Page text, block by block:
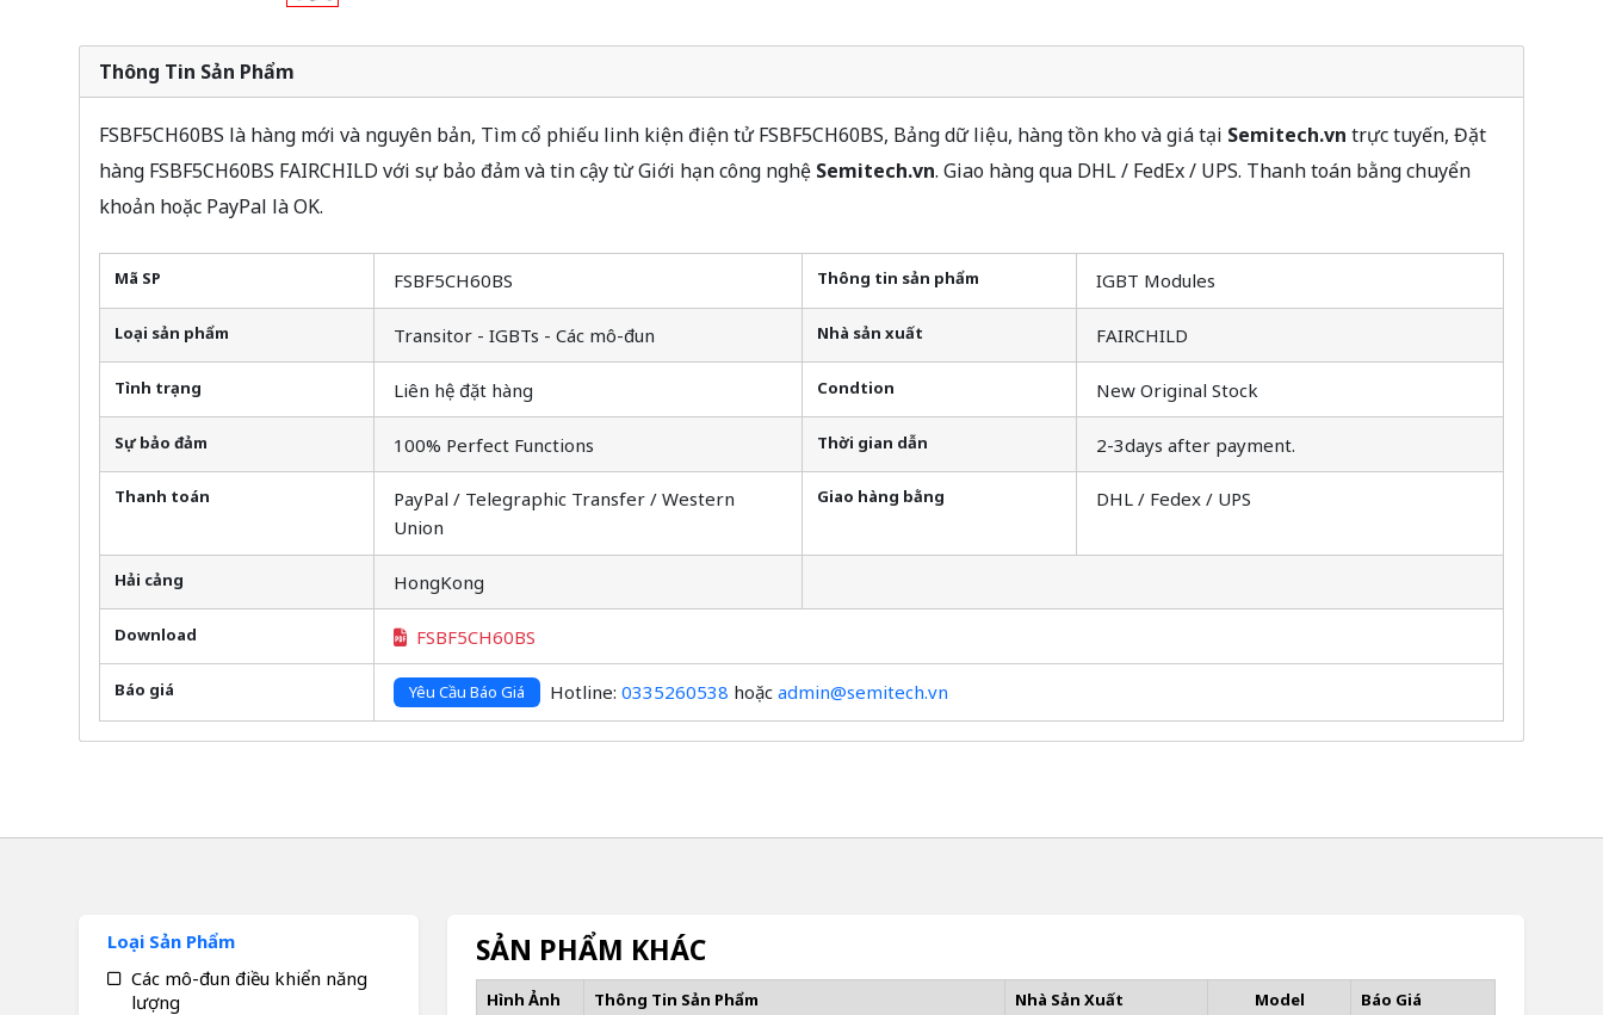
Thông Tin Sản Phẩm
FSBF5CH60BS là hàng mới và nguyên bản, Tìm cổ phiếu linh kiện điện tử FSBF5CH60BS, Bảng dữ liệu, hàng tồn kho và giá tại Semitech.vn trực tuyến, Đặt
hàng FSBF5CH60BS FAIRCHILD với sự bảo đảm và tin cậy từ Giới hạn công nghệ Semitech.vn. Giao hàng qua DHL / FedEx / UPS. Thanh toán bằng chuyển
khoản hoặc PayPal là OK.
Mã SP FSBF5CH60BS Thông tin sản phẩm IGBT Modules
Loại sản phẩm Transitor - IGBTs - Các mô-đun Nhà sản xuất FAIRCHILD
Tình trạng Liên hệ đặt hàng Condtion New Original Stock
Sự bảo đảm 100% Perfect Functions Thời gian dẫn 2-3days after payment.
Thanh toán
PayPal / Telegraphic Transfer / Western
Union
Giao hàng bằng DHL / Fedex / UPS
Hải cảng HongKong
Download FSBF5CH60BS
Báo giá Yêu Cầu Báo Giá Hotline: 0335260538 hoặc admin@semitech.vn
SẢN PHẨM KHÁC
Hình Ảnh Thông Tin Sản Phẩm Nhà Sản Xuất Model Báo Giá
Loại Sản Phẩm
Các mô-đun điều khiển năng
lượng